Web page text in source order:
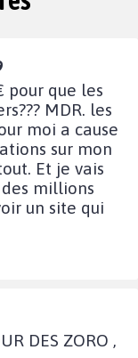
pour que les
MDR. les
moi a cause
sur mon
Et je vais
des millions
un site qui
DES ZORO ,